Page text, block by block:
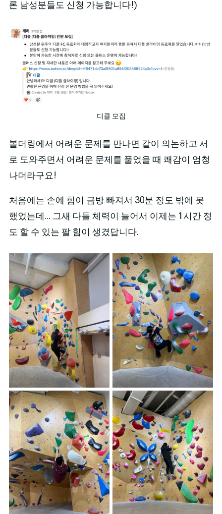
론 남성분들도 신청 가능합니다!)
디클 모집
볼더링에서 어려운 문제를 만나면 같이 의논하고 서
로 도와주면서 어려운 문제를 풀었을 때 쾌감이 엄청
나더라구요!
처음에는 손에 힘이 금방 빠져서 30분 정도 밖에 못
했었는데... 그새 다들 체력이 늘어서 이제는 1시간 정
도 할 수 있는 팔 힘이 생겼답니다.